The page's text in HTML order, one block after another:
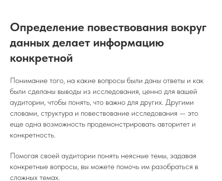
Определение повествования вокруг
данных делает информацию
конкретной
Понимание того, на какие вопросы были даны ответы и как
были сделаны выводы из исследования, ценно для вашей
аудитории, чтобы понять, что важно для других. Другими
словами, структура и повествование исследования — это
еще одна возможность продемонстрировать авторитет и
конкретность.
Помогая своей аудитории понять неясные темы, задавая
конкретные вопросы, вы можете помочь им разобраться в
сложных темах.